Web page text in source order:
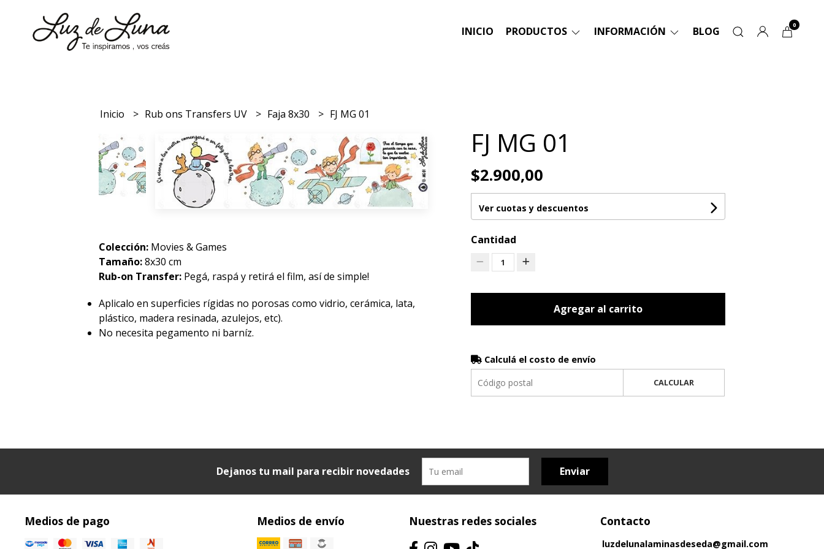
INICIO PRODUCTOS INFORMACIÓN BLOG 0
Inicio Rub ons Transfers UV Faja 8x30 FJ MG 01
Colección: Movies & Games
Tamaño:8x30 cm
Rub-on Transfer: Pegá, raspá y retirá el film, así de simple!
Aplicalo en superficies rígidas no porosas como vidrio, cerámica, lata,
plástico, madera resinada, azulejos, etc).
No necesita pegamento ni barníz.
FJ MG 01
$2.900,00
Ver cuotas y descuentos
Cantidad
1
Agregar al carrito
Calculá el costo de envío
CALCULAR
Dejanos tu mail para recibir novedades Enviar
Medios de pago Medios de envío Nuestras redes sociales Contacto
luzdelunalaminasdeseda@gmail.com